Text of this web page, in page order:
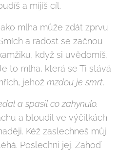
a míjíš cíl.
mlha může zdát zprvu
a radost se začnou
když si uvědomíš,
to mlha, která se Ti stává
jehož mzdou je smrt.
a spasil co zahynulo.
a bloudil ve výčitkách.
Kéž zaslechneš můj
Poslechni jej. Zahoď